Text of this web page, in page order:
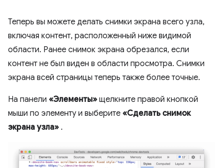
Теперь вы можете делать снимки экрана всего узла,
включая контент, расположенный ниже видимой
области. Ранее снимок экрана обрезался, если
контент не был виден в области просмотра. Снимки
экрана всей страницы теперь также более точные.
На панели «Элементы» щелкните правой кнопкой
мыши по элементу и выберите «Сделать снимок
экрана узла» .